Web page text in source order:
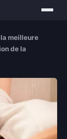
meilleure
de la